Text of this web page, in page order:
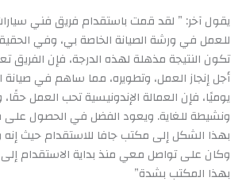
يقول آخر: ” لقد قمت باستقدام فريق فني
للعمل في ورشة الصيانة الخاصة بي، وفي
تكون النتيجة مذهلة لهذه الدرجة، فإن
أجل إنجاز العمل، وتطويره، مما ساهم في صيانة
يوميًا، فإن العمالة الإندونيسية تحب العمل حقًا،
ونشيطة للغاية. ويعود الفضل في الحصول
بهذا الشكل إلى مكتب جافا للاستقدام حيث إنه
وكان على تواصل معي منذ بداية الاستقدام إلى
بهذا المكتب بشدة”